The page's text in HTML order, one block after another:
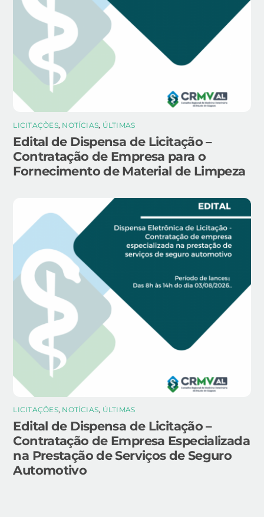
LICITAÇÕES, NOTÍCIAS, ÚLTIMAS
Edital de Dispensa de Licitação –
Contratação de Empresa para o
Fornecimento de Material de Limpeza
LICITAÇÕES, NOTÍCIAS, ÚLTIMAS
Edital de Dispensa de Licitação –
Contratação de Empresa Especializada
na Prestação de Serviços de Seguro
Automotivo